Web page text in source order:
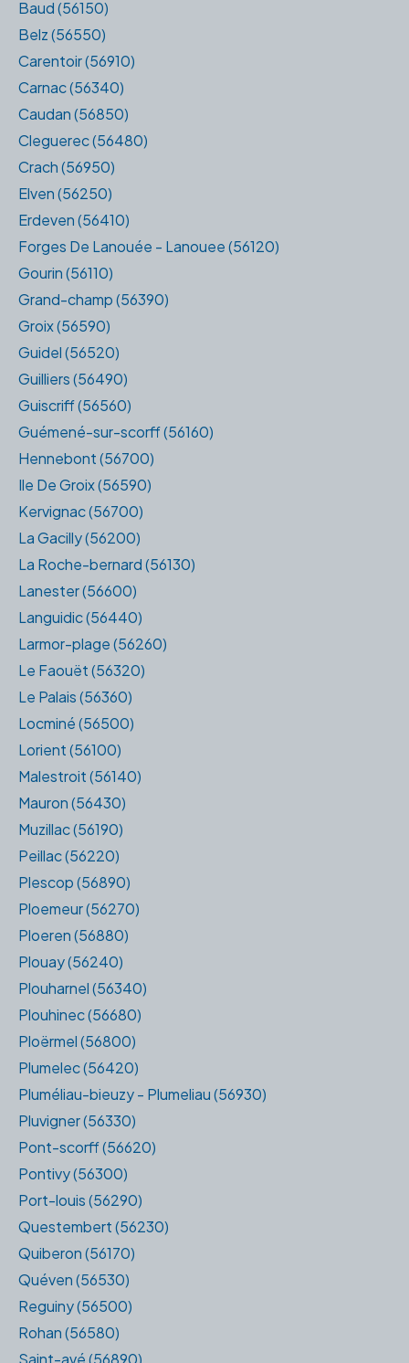
Baud (56150)
Belz (56550)
Carentoir (56910)
Carnac (56340)
Caudan (56850)
Cleguerec (56480)
Crach (56950)
Elven (56250)
Erdeven (56410)
Forges De Lanouée - Lanouee (56120)
Gourin (56110)
Grand-champ (56390)
Groix (56590)
Guidel (56520)
Guilliers (56490)
Guiscriff (56560)
Guémené-sur-scorff (56160)
Hennebont (56700)
Ile De Groix (56590)
Kervignac (56700)
La Gacilly (56200)
La Roche-bernard (56130)
Lanester (56600)
Languidic (56440)
Larmor-plage (56260)
Le Faouët (56320)
Le Palais (56360)
Locminé (56500)
Lorient (56100)
Malestroit (56140)
Mauron (56430)
Muzillac (56190)
Peillac (56220)
Plescop (56890)
Ploemeur (56270)
Ploeren (56880)
Plouay (56240)
Plouharnel (56340)
Plouhinec (56680)
Ploërmel (56800)
Plumelec (56420)
Pluméliau-bieuzy - Plumeliau (56930)
Pluvigner (56330)
Pont-scorff (56620)
Pontivy (56300)
Port-louis (56290)
Questembert (56230)
Quiberon (56170)
Quéven (56530)
Reguiny (56500)
Rohan (56580)